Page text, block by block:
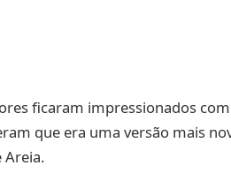
ficaram impressionados
que era uma versão mais
Areia.